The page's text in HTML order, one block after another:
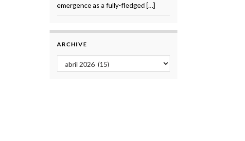
emergence as a fully-fledged […]
ARCHIVE
Archive